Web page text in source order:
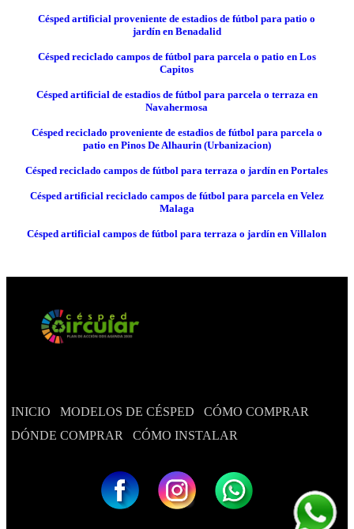
Césped artificial proveniente de estadios de fútbol para patio o
jardín en Benadalid
Césped reciclado campos de fútbol para parcela o patio en Los
Capitos
Césped artificial de estadios de fútbol para parcela o terraza en
Navahermosa
Césped reciclado proveniente de estadios de fútbol para parcela o
patio en Pinos De Alhaurin (Urbanizacion)
Césped reciclado campos de fútbol para terraza o jardín en Portales
Césped artificial reciclado campos de fútbol para parcela en Velez
Malaga
Césped artificial campos de fútbol para terraza o jardín en Villalon
INICIO MODELOS DE CÉSPED
CÓMO COMPRAR
DÓNDE COMPRAR
CÓMO INSTALAR